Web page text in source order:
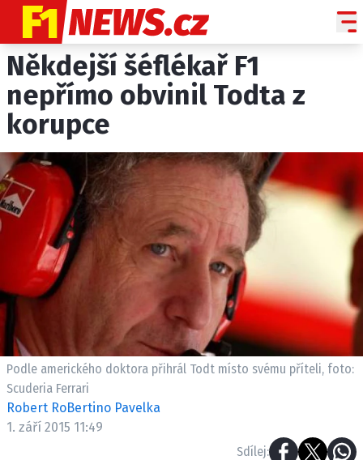
NOVINKY
GRAND PRIX
HISTORIE GP
PROFILY JEZDCŮ
PROFILY TÝMŮ
ROZHOVORY
SLEDUJTE NÁS NA |
ETICKÝ KODEX
Někdejší šéflékař F1
nepřímo obvinil Todta z
korupce
Podle amerického doktora přihrál Todt místo svému příteli, foto:
Scuderia Ferrari
Robert RoBertino Pavelka
1. září 2015 11:49
Sdílej: